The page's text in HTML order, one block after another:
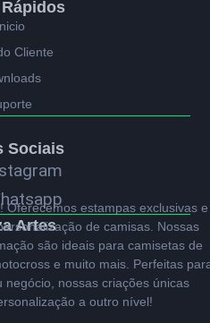
Artes
Oferecemos estampas exclusivas e
de camisas. Nossas
são ideais para camisetas de
e muito mais. Perfeitas
negócio, nossas criações únicas
a outro nível!
Sociais
Cliente